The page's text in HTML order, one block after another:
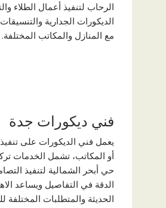
الرحاب لتنفيذ أعمال الطلاء
الديكورات الجدارية
مع المنازل والمكاتب المختلفة.
فني ديكورات جدة
يعمل فني الديكورات على
أو المكاتب، تشمل الخدمات
حي أبحر الشمالية لتنفيذ
الدقة في التفاصيل ويساعد
الحديثة والمتطلبات المختلفة